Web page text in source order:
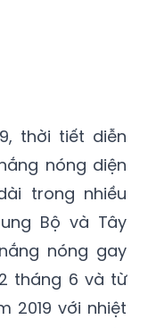
thời tiết diễn
nóng diện
trong nhiều
Bộ và Tây
nóng gay